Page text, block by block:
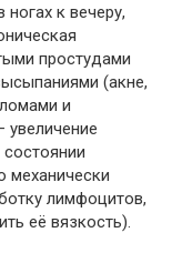
к вечеру,
простудами
(акне,
и
лимфоцитов,
её вязкость).